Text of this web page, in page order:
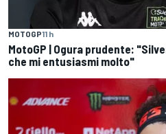
MOTOGP11 h
MotoGP | Ogura prudente:
che mi entusiasmi molto"